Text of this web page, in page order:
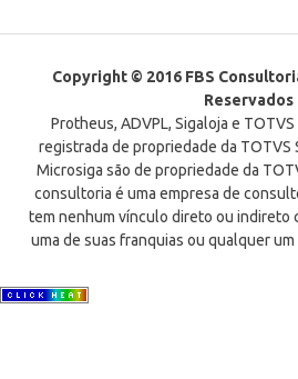
Copyright © 2016 FBS
Reservados
Protheus, ADVPL, Sigaloja e
registrada de propriedade da TOTVS
Microsiga são de propriedade da
consultoria é uma empresa de
tem nenhum vínculo direto ou indireto
uma de suas franquias ou qualquer